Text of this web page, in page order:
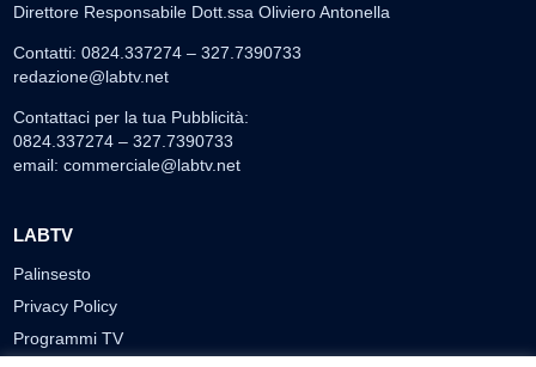
Direttore Responsabile Dott.ssa Oliviero Antonella
Contatti: 0824.337274 – 327.7390733
redazione@labtv.net
Contattaci per la tua Pubblicità:
0824.337274 – 327.7390733
email: commerciale@labtv.net
LABTV
Palinsesto
Privacy Policy
Programmi TV